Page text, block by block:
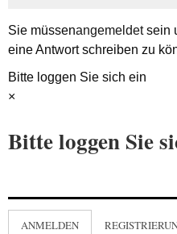
Sie müssenangemeldetsein
eine Antwort schreiben zu
Bitte loggen Sie sich ein
×
Bitte loggen Sie
ANMELDEN